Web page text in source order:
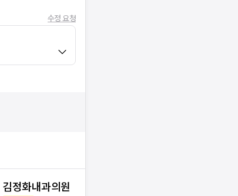
수정 요청
김정화내과의원